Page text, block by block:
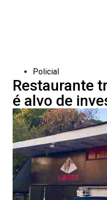
Policial
Restaurante
é alvo de